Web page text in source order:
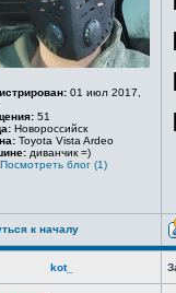
01 июл 2017,
51
Новороссийск
Toyota Vista Ardeo
диванчик =)
Посмотреть блог (1)
к началу
kot_